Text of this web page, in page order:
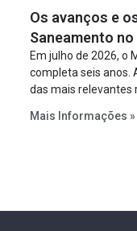
projeto a projeto.
Os avanços e
Saneamento
Em julho de 2026, o
completa seis anos.
das mais relevantes
serviços, ampliar a
Mais Informações »